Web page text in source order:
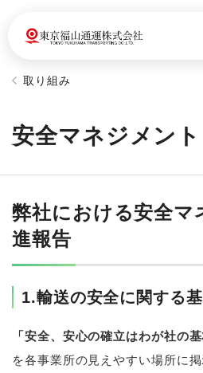
取り組み
安全マネジメント
弊社における安全マ
進報告
1.輸送の安全に関する
「安全、安心の確立はわが社の基
を各事業所の見えやすい場所に掲